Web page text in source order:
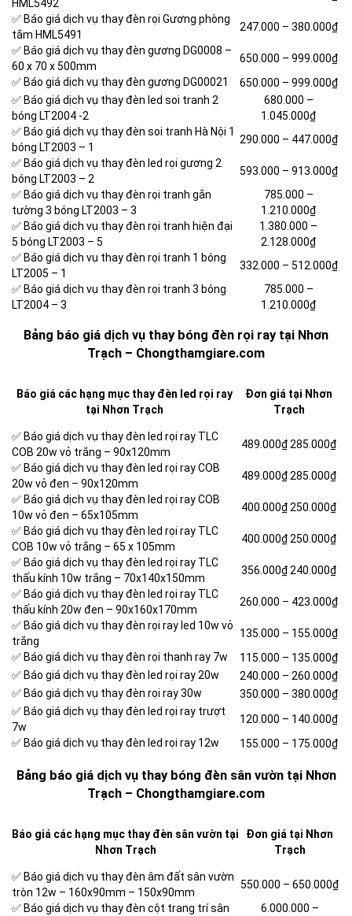
HML5492
✅ Báo giá dịch vụ thay đèn rọi Gương phòng
tắm HML5491
247.000 – 380.000₫
✅ Báo giá dịch vụ thay đèn gương DG0008 –
60 x 70 x 500mm
650.000 – 999.000₫
✅ Báo giá dịch vụ thay đèn gương DG00021
650.000 – 999.000₫
✅ Báo giá dịch vụ thay đèn led soi tranh 2
bóng LT2004 -2
680.000 –
1.045.000₫
✅ Báo giá dịch vụ thay đèn soi tranh Hà Nội 1
bóng LT2003 – 1
290.000 – 447.000₫
✅ Báo giá dịch vụ thay đèn led rọi gương 2
bóng LT2003 – 2
593.000 – 913.000₫
✅ Báo giá dịch vụ thay đèn rọi tranh gắn
tường 3 bóng LT2003 – 3
785.000 –
1.210.000₫
✅ Báo giá dịch vụ thay đèn rọi tranh hiện đại
5 bóng LT2003 – 5
1.380.000 –
2.128.000₫
✅ Báo giá dịch vụ thay đèn rọi tranh 1 bóng
LT2005 – 1
332.000 – 512.000₫
✅ Báo giá dịch vụ thay đèn rọi tranh 3 bóng
LT2004 – 3
785.000 –
1.210.000₫
Bảng báo giá dịch vụ thay bóng đèn rọi ray tại Nhơn
Trạch – Chongthamgiare.com
Báo giá các hạng mục thay đèn led rọi ray
tại Nhơn Trạch
Đơn giá tại Nhơn
Trạch
✅ Báo giá dịch vụ thay đèn led rọi ray TLC
COB 20w vỏ trắng – 90x120mm
489.000₫285.000₫
✅ Báo giá dịch vụ thay đèn led rọi ray COB
20w vỏ đen – 90x120mm
489.000₫285.000₫
✅ Báo giá dịch vụ thay đèn led rọi ray COB
10w vỏ đen – 65x105mm
400.000₫250.000₫
✅ Báo giá dịch vụ thay đèn led rọi ray TLC
COB 10w vỏ trắng – 65 x 105mm
400.000₫250.000₫
✅ Báo giá dịch vụ thay đèn led rọi ray TLC
thấu kính 10w trắng – 70x140x150mm
356.000₫240.000₫
✅ Báo giá dịch vụ thay đèn led rọi ray TLC
thấu kính 20w đen – 90x160x170mm
260.000 – 423.000₫
✅ Báo giá dịch vụ thay đèn rọi ray led 10w vỏ
trắng
135.000 – 155.000₫
✅ Báo giá dịch vụ thay đèn rọi thanh ray 7w
115.000 – 135.000₫
✅ Báo giá dịch vụ thay đèn led rọi ray 20w
240.000 – 260.000₫
✅ Báo giá dịch vụ thay đèn rọi ray 30w
350.000 – 380.000₫
✅ Báo giá dịch vụ thay đèn led rọi ray trượt
7w
120.000 – 140.000₫
✅ Báo giá dịch vụ thay đèn led rọi ray 12w
155.000 – 175.000₫
Bảng báo giá dịch vụ thay bóng đèn sân vườn tại Nhơn
Trạch – Chongthamgiare.com
Báo giá các hạng mục thay đèn sân vườn tại
Nhơn Trạch
Đơn giá tại Nhơn
Trạch
✅ Báo giá dịch vụ thay đèn âm đất sân vườn
tròn 12w – 160x90mm – 150x90mm
550.000 – 650.000₫
✅ Báo giá dịch vụ thay đèn cột trang trí sân
6.000.000 –